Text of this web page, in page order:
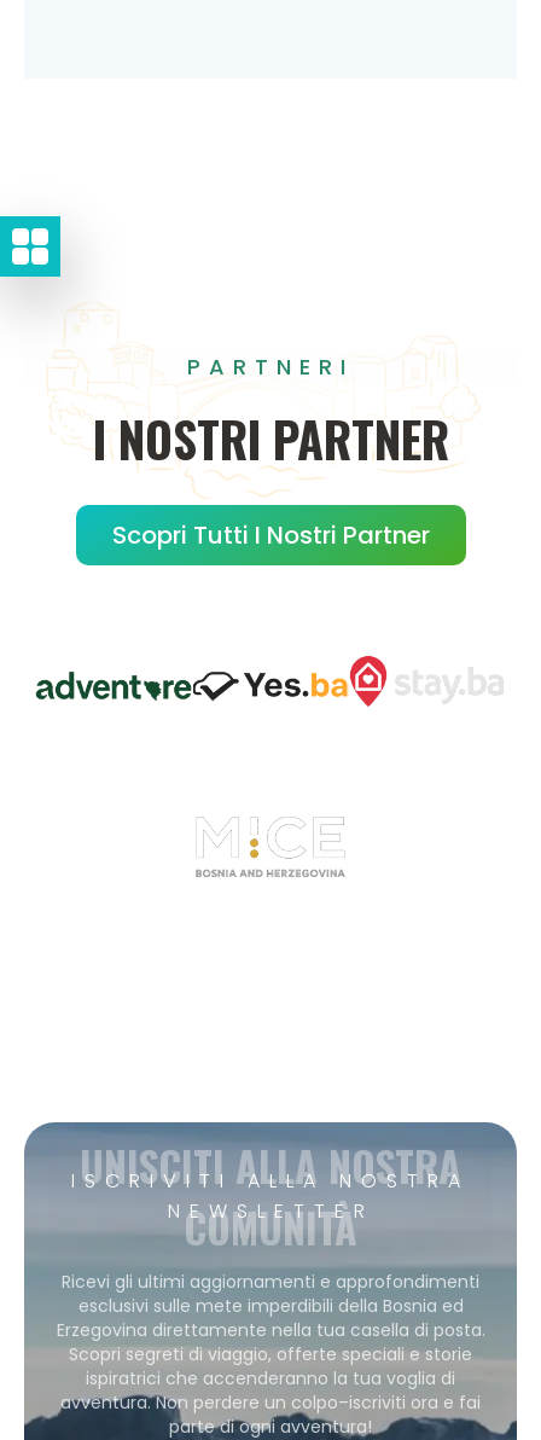
PARTNERI
INOSTRI PARTNER
Scopri Tutti I Nostri Partner
ISCRIVITI ALLA NOSTRA
NEWSLETTER
UNISCITI ALLA NOSTRA
COMUNITÀ
Ricevi gli ultimi aggiornamenti e approfondimenti
esclusivi sulle mete imperdibili della Bosnia ed
Erzegovina direttamente nella tua casella di posta.
Scopri segreti di viaggio, offerte speciali e storie
ispiratrici che accenderanno la tua voglia di
avventura. Non perdere un colpo–iscriviti ora e fai
parte di ogni avventura!